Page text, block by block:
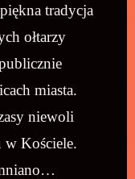
tradycja
ołtarzy
miasta.
niewoli
Kościele.